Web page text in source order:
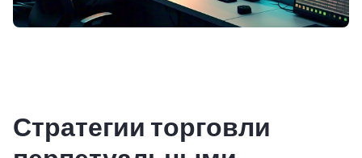
Стратегии торговли